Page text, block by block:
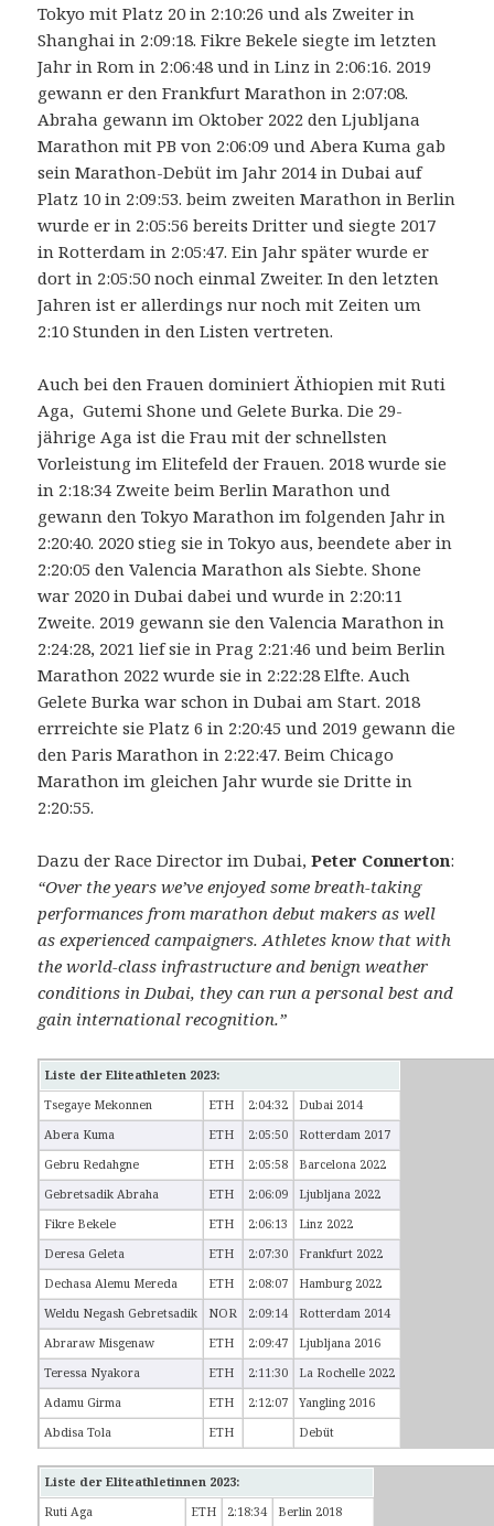
Tokyo mit Platz 20 in 2:10:26 und als Zweiter in
Shanghai in 2:09:18. Fikre Bekele siegte im letzten
Jahr in Rom in 2:06:48 und in Linz in 2:06:16. 2019
gewann er den Frankfurt Marathon in 2:07:08.
Abraha gewann im Oktober 2022 den Ljubljana
Marathon mit PB von 2:06:09 und Abera Kuma gab
sein Marathon-Debüt im Jahr 2014 in Dubai auf
Platz 10 in 2:09:53. beim zweiten Marathon in Berlin
wurde er in 2:05:56 bereits Dritter und siegte 2017
in Rotterdam in 2:05:47. Ein Jahr später wurde er
dort in 2:05:50 noch einmal Zweiter. In den letzten
Jahren ist er allerdings nur noch mit Zeiten um
2:10 Stunden in den Listen vertreten.
Auch bei den Frauen dominiert Äthiopien mit Ruti
Aga, Gutemi Shone und Gelete Burka. Die 29-
jährige Aga ist die Frau mit der schnellsten
Vorleistung im Elitefeld der Frauen. 2018 wurde sie
in 2:18:34 Zweite beim Berlin Marathon und
gewann den Tokyo Marathon im folgenden Jahr in
2:20:40. 2020 stieg sie in Tokyo aus, beendete aber in
2:20:05 den Valencia Marathon als Siebte. Shone
war 2020 in Dubai dabei und wurde in 2:20:11
Zweite. 2019 gewann sie den Valencia Marathon in
2:24:28, 2021 lief sie in Prag 2:21:46 und beim Berlin
Marathon 2022 wurde sie in 2:22:28 Elfte. Auch
Gelete Burka war schon in Dubai am Start. 2018
errreichte sie Platz 6 in 2:20:45 und 2019 gewann die
den Paris Marathon in 2:22:47. Beim Chicago
Marathon im gleichen Jahr wurde sie Dritte in
2:20:55.
Dazu der Race Director im Dubai,Peter Connerton:
“Over the years we’ve enjoyed some breath-taking
performances from marathon debut makers as well
as experienced campaigners. Athletes know that with
the world-class infrastructure and benign weather
conditions in Dubai, they can run a personal best and
gain international recognition.”
Liste der Eliteathleten 2023:
Tsegaye Mekonnen
ETH 2:04:32
Dubai 2014
Abera Kuma
ETH 2:05:50
Rotterdam 2017
Gebru Redahgne
ETH 2:05:58
Barcelona 2022
Gebretsadik Abraha
ETH 2:06:09
Ljubljana 2022
Fikre Bekele
ETH 2:06:13
Linz 2022
Deresa Geleta
ETH 2:07:30
Frankfurt 2022
Dechasa Alemu Mereda
ETH 2:08:07
Hamburg 2022
Weldu Negash Gebretsadik
NOR 2:09:14
Rotterdam 2014
Abraraw Misgenaw
ETH 2:09:47
Ljubljana 2016
Teressa Nyakora
ETH 2:11:30
La Rochelle 2022
Adamu Girma
ETH 2:12:07
Yangling 2016
Abdisa Tola
ETH Debüt
Liste der Eliteathletinnen 2023:
Ruti Aga
ETH 2:18:34 Berlin 2018